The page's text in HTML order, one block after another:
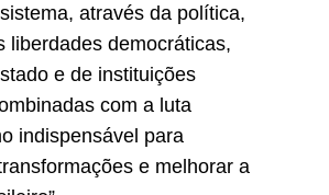
através da política,
liberdades democráticas,
e de instituições
com a luta
indispensável para
e melhorar a